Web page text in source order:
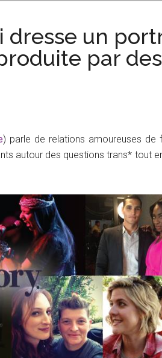
dresse un
par des
) parle de relations amoureuses de
autour des questions trans* tout